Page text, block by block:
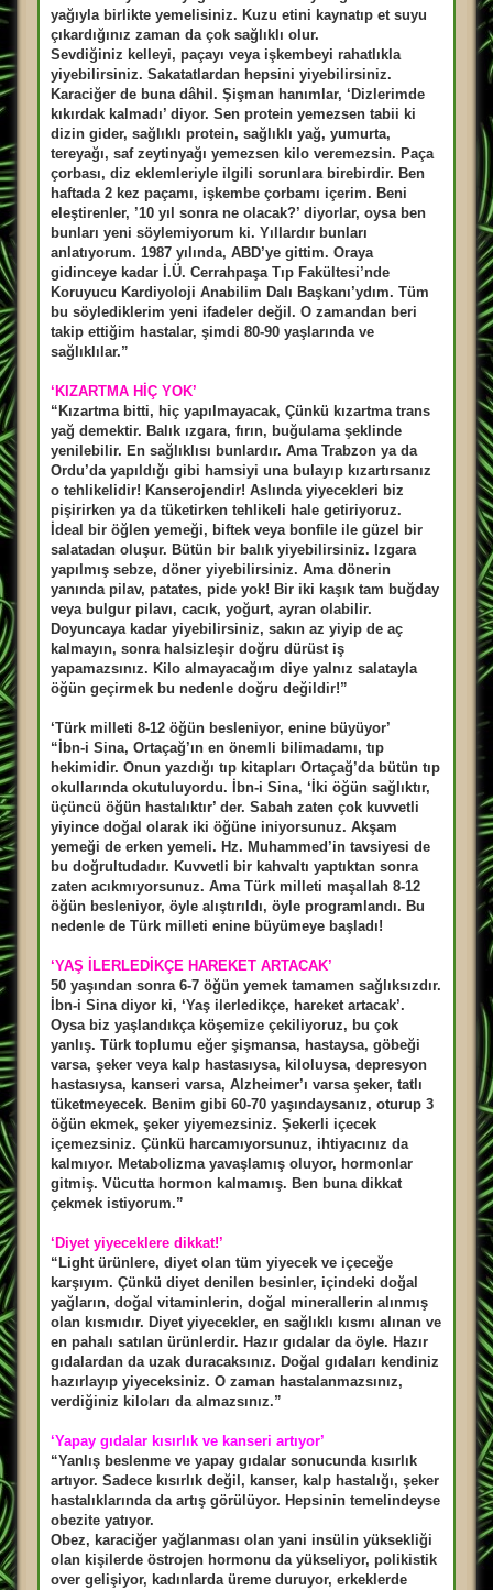
yağıyla birlikte yemelisiniz. Kuzu etini kaynatıp et suyu
çıkardığınız zaman da çok sağlıklı olur.
Sevdiğiniz kelleyi, paçayı veya işkembeyi rahatlıkla
yiyebilirsiniz. Sakatatlardan hepsini yiyebilirsiniz.
Karaciğer de buna dâhil. Şişman hanımlar, ‘Dizlerimde
kıkırdak kalmadı’ diyor. Sen protein yemezsen tabii ki
dizin gider, sağlıklı protein, sağlıklı yağ, yumurta,
tereyağı, saf zeytinyağı yemezsen kilo veremezsin. Paça
çorbası, diz eklemleriyle ilgili sorunlara birebirdir. Ben
haftada 2 kez paçamı, işkembe çorbamı içerim. Beni
eleştirenler, ’10 yıl sonra ne olacak?’ diyorlar, oysa ben
bunları yeni söylemiyorum ki. Yıllardır bunları
anlatıyorum. 1987 yılında, ABD’ye gittim. Oraya
gidinceye kadar İ.Ü. Cerrahpaşa Tıp Fakültesi’nde
Koruyucu Kardiyoloji Anabilim Dalı Başkanı’ydım. Tüm
bu söylediklerim yeni ifadeler değil. O zamandan beri
takip ettiğim hastalar, şimdi 80-90 yaşlarında ve
sağlıklılar.”
‘KIZARTMA HİÇ YOK’
“Kızartma bitti, hiç yapılmayacak, Çünkü kızartma trans
yağ demektir. Balık ızgara, fırın, buğulama şeklinde
yenilebilir. En sağlıklısı bunlardır. Ama Trabzon ya da
Ordu’da yapıldığı gibi hamsiyi una bulayıp kızartırsanız
o tehlikelidir! Kanserojendir! Aslında yiyecekleri biz
pişirirken ya da tüketirken tehlikeli hale getiriyoruz.
İdeal bir öğlen yemeği, biftek veya bonfile ile güzel bir
salatadan oluşur. Bütün bir balık yiyebilirsiniz. Izgara
yapılmış sebze, döner yiyebilirsiniz. Ama dönerin
yanında pilav, patates, pide yok! Bir iki kaşık tam buğday
veya bulgur pilavı, cacık, yoğurt, ayran olabilir.
Doyuncaya kadar yiyebilirsiniz, sakın az yiyip de aç
kalmayın, sonra halsizleşir doğru dürüst iş
yapamazsınız. Kilo almayacağım diye yalnız salatayla
öğün geçirmek bu nedenle doğru değildir!”
‘Türk milleti 8-12 öğün besleniyor, enine büyüyor’
“İbn-i Sina, Ortaçağ’ın en önemli bilimadamı, tıp
hekimidir. Onun yazdığı tıp kitapları Ortaçağ’da bütün tıp
okullarında okutuluyordu. İbn-i Sina, ‘İki öğün sağlıktır,
üçüncü öğün hastalıktır’ der. Sabah zaten çok kuvvetli
yiyince doğal olarak iki öğüne iniyorsunuz. Akşam
yemeği de erken yemeli. Hz. Muhammed’in tavsiyesi de
bu doğrultudadır. Kuvvetli bir kahvaltı yaptıktan sonra
zaten acıkmıyorsunuz. Ama Türk milleti maşallah 8-12
öğün besleniyor, öyle alıştırıldı, öyle programlandı. Bu
nedenle de Türk milleti enine büyümeye başladı!
‘YAŞ İLERLEDİKÇE HAREKET ARTACAK’
50 yaşından sonra 6-7 öğün yemek tamamen sağlıksızdır.
İbn-i Sina diyor ki, ‘Yaş ilerledikçe, hareket artacak’.
Oysa biz yaşlandıkça köşemize çekiliyoruz, bu çok
yanlış. Türk toplumu eğer şişmansa, hastaysa, göbeği
varsa, şeker veya kalp hastasıysa, kiloluysa, depresyon
hastasıysa, kanseri varsa, Alzheimer’ı varsa şeker, tatlı
tüketmeyecek. Benim gibi 60-70 yaşındaysanız, oturup 3
öğün ekmek, şeker yiyemezsiniz. Şekerli içecek
içemezsiniz. Çünkü harcamıyorsunuz, ihtiyacınız da
kalmıyor. Metabolizma yavaşlamış oluyor, hormonlar
gitmiş. Vücutta hormon kalmamış. Ben buna dikkat
çekmek istiyorum.”
‘Diyet yiyeceklere dikkat!’
“Light ürünlere, diyet olan tüm yiyecek ve içeceğe
karşıyım. Çünkü diyet denilen besinler, içindeki doğal
yağların, doğal vitaminlerin, doğal minerallerin alınmış
olan kısmıdır. Diyet yiyecekler, en sağlıklı kısmı alınan ve
en pahalı satılan ürünlerdir. Hazır gıdalar da öyle. Hazır
gıdalardan da uzak duracaksınız. Doğal gıdaları kendiniz
hazırlayıp yiyeceksiniz. O zaman hastalanmazsınız,
verdiğiniz kiloları da almazsınız.”
‘Yapay gıdalar kısırlık ve kanseri artıyor’
“Yanlış beslenme ve yapay gıdalar sonucunda kısırlık
artıyor. Sadece kısırlık değil, kanser, kalp hastalığı, şeker
hastalıklarında da artış görülüyor. Hepsinin temelindeyse
obezite yatıyor.
Obez, karaciğer yağlanması olan yani insülin yüksekliği
olan kişilerde östrojen hormonu da yükseliyor, polikistik
over gelişiyor, kadınlarda üreme duruyor, erkeklerde